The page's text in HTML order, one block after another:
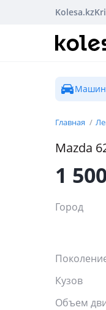
Kolesa.kz
Главная
Mazda
1
Город
Кузов
Объем